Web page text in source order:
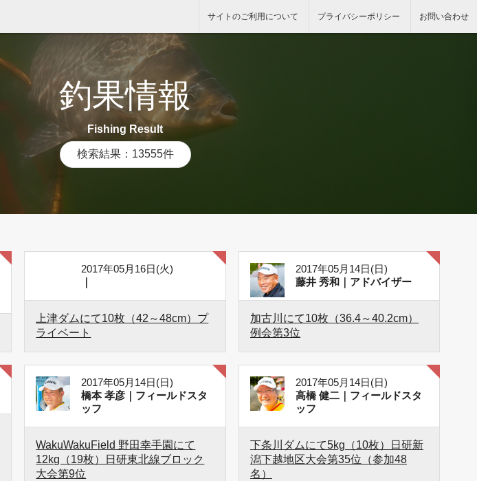
サイトのご利用について プライバシーポリシー お問い合わせ
釣果情報
Fishing Result
検索結果：13555件
2017年05月16日(火)
｜
上津ダムにて10枚（42～48cm）プ
ライベート
2017年05月14日(日)
藤井 秀和｜アドバイザー
加古川にて10枚（36.4～40.2cm）
例会第3位
2017年05月14日(日)
橋本 孝彦｜フィールドスタ
ッフ
WakuWakuField 野田幸手園にて
12kg（19枚）日研東北線ブロック
大会第9位
2017年05月14日(日)
高橋 健二｜フィールドスタ
ッフ
下条川ダムにて5kg（10枚）日研新
潟下越地区大会第35位（参加48
名）